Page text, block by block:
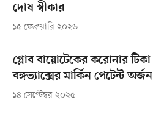
দোষ স্বীকার
১৫ ফেব্রুয়ারি ২০২৬
গ্লোব বায়োটেকের করোনার টিকা
বঙ্গভ্যাক্সের মার্কিন পেটেন্ট অর্জন
১৪ সেপ্টেম্বর ২০২৫